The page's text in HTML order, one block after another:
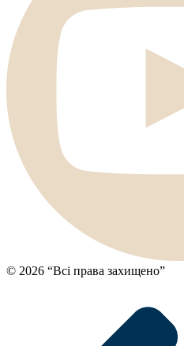
© 2026 “Всі права захищено”